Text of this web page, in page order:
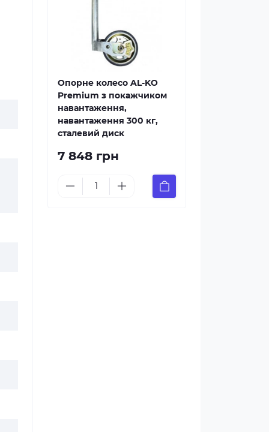
Опорне колесо AL-KO
Premium з покажчиком
навантаження,
навантаження 300 кг,
сталевий диск
7 848 грн